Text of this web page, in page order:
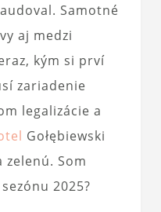
Samotné
aj medzi
kým si prví
zariadenie
legalizácie a
Gołębiewski
zelenú. Som
2025?